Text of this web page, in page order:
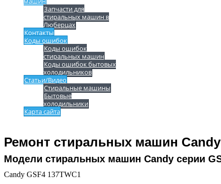
Запчасти для
стиральных машин в
Люберцах
Контакты
Коды ошибок
Коды ошибок
стиральных машин
Коды ошибок бытовых
холодильников
Статьи/Видео
Стиральные машины
Бытовые
холодильники
Карта сайта
Ремонт стиральных машин
Модели стиральных машин Candy серии
Candy GSF4 137TWC1